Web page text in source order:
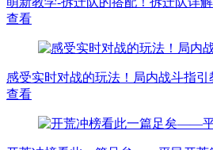
查看
感受实时对战的玩法！局内战斗指引
查看